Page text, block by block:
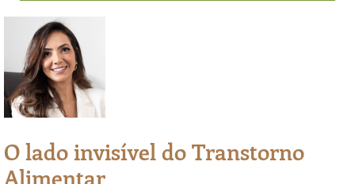
O lado invisível do Transtorno
Alimentar